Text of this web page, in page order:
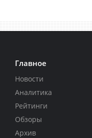
Главное
Новости
Аналитика
Рейтинги
Обзоры
Архив